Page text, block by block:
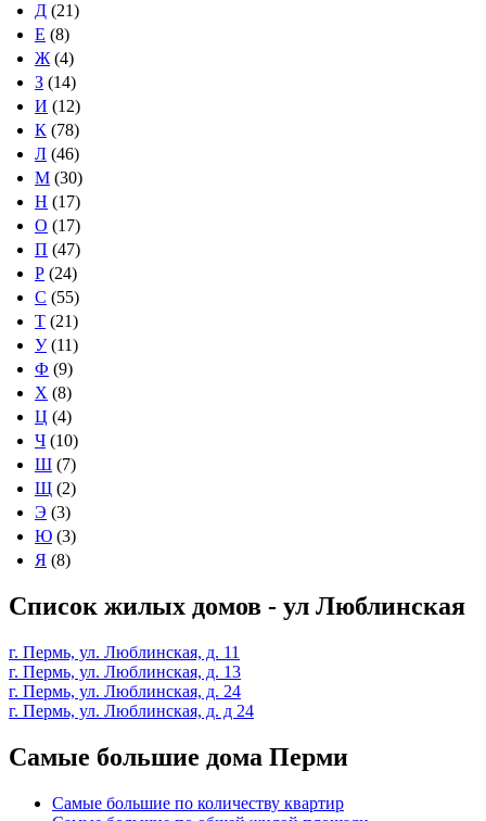
Д (21)
Е (8)
Ж (4)
З (14)
И (12)
К (78)
Л (46)
М (30)
Н (17)
О (17)
П (47)
Р (24)
С (55)
Т (21)
У(11)
Ф (9)
Х (8)
Ц (4)
Ч (10)
Ш (7)
Щ (2)
Э (3)
Ю (3)
Я (8)
Список жилых домов - ул Люблинская
г. Пермь, ул. Люблинская, д. 11
г. Пермь, ул. Люблинская, д. 13
г. Пермь, ул. Люблинская, д. 24
г. Пермь, ул. Люблинская, д. д 24
Самые большие дома Перми
Самые большие по количеству квартир